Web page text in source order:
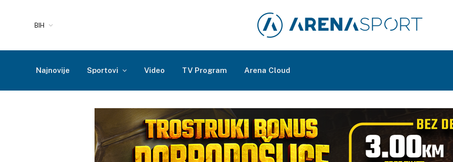
BIH
Najnovije Sportovi Video TV Program Arena Cloud